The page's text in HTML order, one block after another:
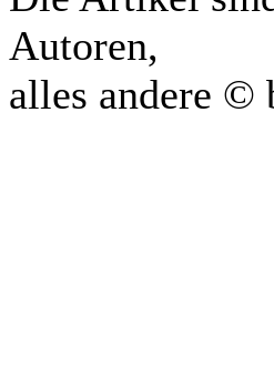
Autoren,
alles andere ©